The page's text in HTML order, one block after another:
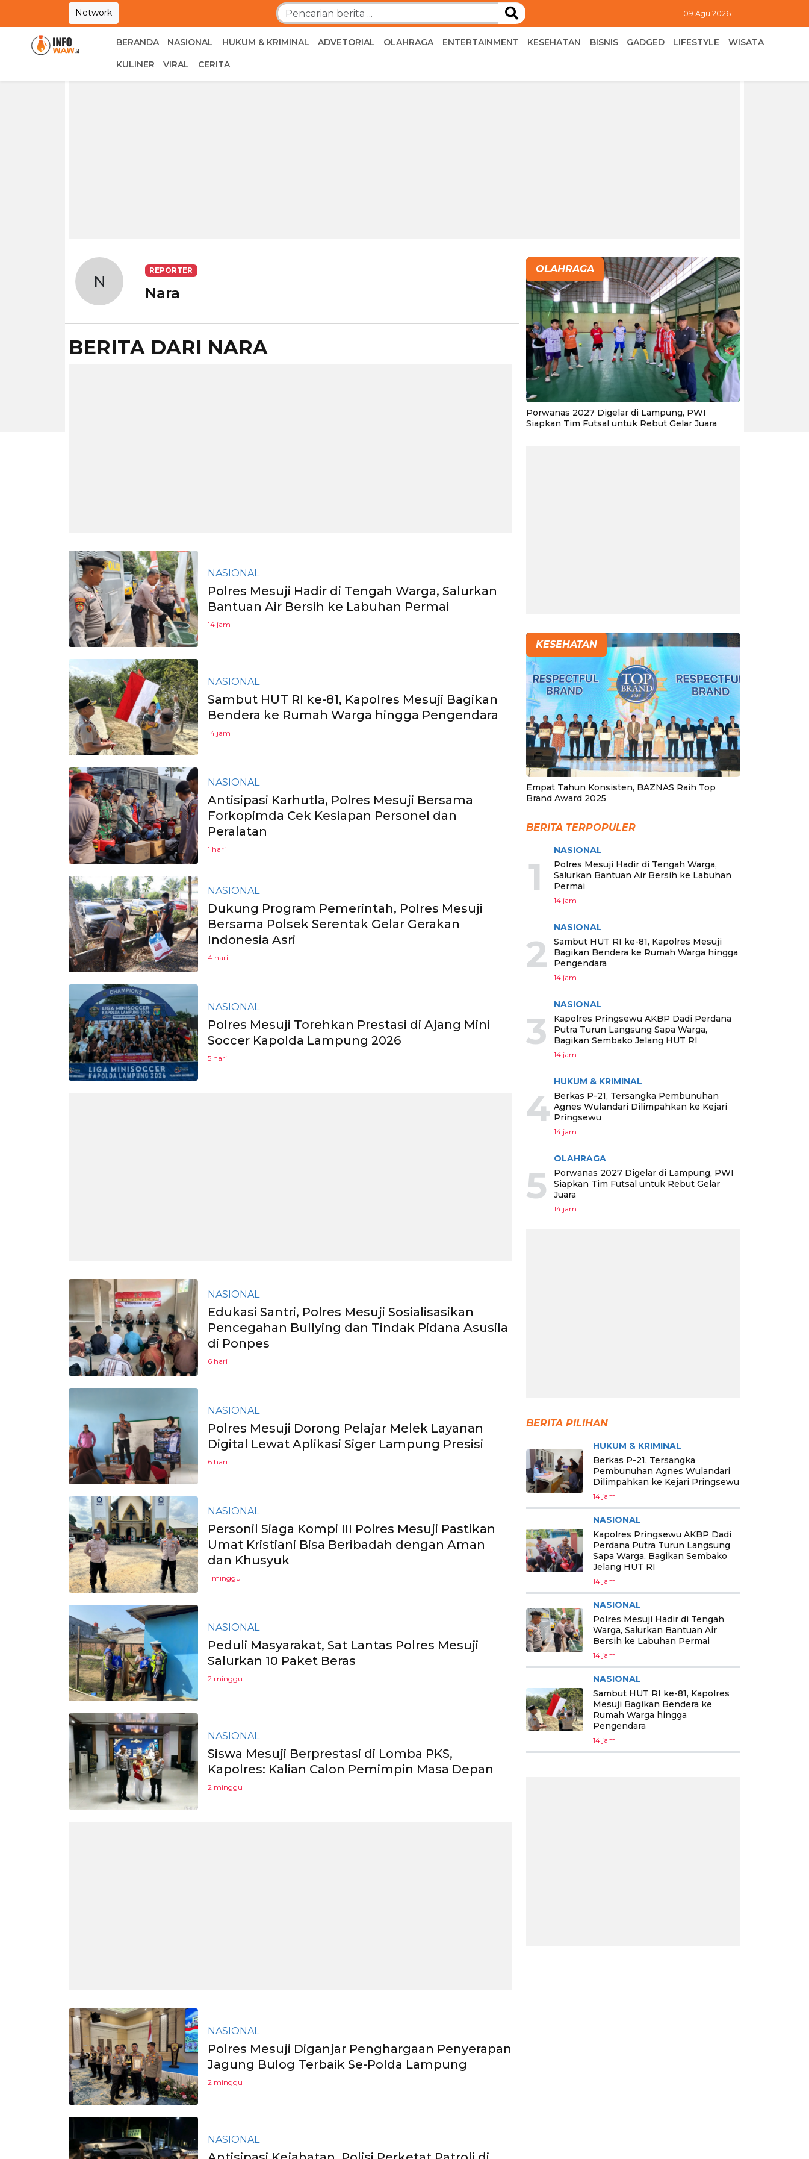
Network 09 Agu 2026
BERANDA NASIONAL HUKUM & KRIMINAL ADVETORIAL OLAHRAGA ENTERTAINMENT KESEHATAN BISNIS GADGED LIFESTYLE WISATA
KULINER VIRAL CERITA
N
REPORTER
Nara
BERITA DARI NARA
NASIONAL
Polres Mesuji Hadir di Tengah Warga, Salurkan
Bantuan Air Bersih ke Labuhan Permai
14 jam
NASIONAL
Sambut HUT RI ke-81, Kapolres Mesuji Bagikan
Bendera ke Rumah Warga hingga Pengendara
14 jam
NASIONAL
Antisipasi Karhutla, Polres Mesuji Bersama
Forkopimda Cek Kesiapan Personel dan
Peralatan
1 hari
NASIONAL
Dukung Program Pemerintah, Polres Mesuji
Bersama Polsek Serentak Gelar Gerakan
Indonesia Asri
4 hari
NASIONAL
Polres Mesuji Torehkan Prestasi di Ajang Mini
Soccer Kapolda Lampung 2026
5 hari
NASIONAL
Edukasi Santri, Polres Mesuji Sosialisasikan
Pencegahan Bullying dan Tindak Pidana Asusila
di Ponpes
6 hari
NASIONAL
Polres Mesuji Dorong Pelajar Melek Layanan
Digital Lewat Aplikasi Siger Lampung Presisi
6 hari
NASIONAL
Personil Siaga Kompi III Polres Mesuji Pastikan
Umat Kristiani Bisa Beribadah dengan Aman
dan Khusyuk
1 minggu
NASIONAL
Peduli Masyarakat, Sat Lantas Polres Mesuji
Salurkan 10 Paket Beras
2 minggu
NASIONAL
Siswa Mesuji Berprestasi di Lomba PKS,
Kapolres: Kalian Calon Pemimpin Masa Depan
2 minggu
NASIONAL
Polres Mesuji Diganjar Penghargaan Penyerapan
Jagung Bulog Terbaik Se-Polda Lampung
2 minggu
NASIONAL
OLAHRAGA
Porwanas 2027 Digelar di Lampung, PWI
Siapkan Tim Futsal untuk Rebut Gelar Juara
KESEHATAN
Empat Tahun Konsisten, BAZNAS Raih Top
Brand Award 2025
BERITA TERPOPULER
1
NASIONAL
Polres Mesuji Hadir di Tengah Warga,
Salurkan Bantuan Air Bersih ke Labuhan
Permai
14 jam
2
NASIONAL
Sambut HUT RI ke-81, Kapolres Mesuji
Bagikan Bendera ke Rumah Warga hingga
Pengendara
14 jam
3
NASIONAL
Kapolres Pringsewu AKBP Dadi Perdana
Putra Turun Langsung Sapa Warga,
Bagikan Sembako Jelang HUT RI
14 jam
4
HUKUM & KRIMINAL
Berkas P-21, Tersangka Pembunuhan
Agnes Wulandari Dilimpahkan ke Kejari
Pringsewu
14 jam
5
OLAHRAGA
Porwanas 2027 Digelar di Lampung, PWI
Siapkan Tim Futsal untuk Rebut Gelar
Juara
14 jam
BERITA PILIHAN
HUKUM & KRIMINAL
Berkas P-21, Tersangka
Pembunuhan Agnes Wulandari
Dilimpahkan ke Kejari Pringsewu
14 jam
NASIONAL
Kapolres Pringsewu AKBP Dadi
Perdana Putra Turun Langsung
Sapa Warga, Bagikan Sembako
Jelang HUT RI
14 jam
NASIONAL
Polres Mesuji Hadir di Tengah
Warga, Salurkan Bantuan Air
Bersih ke Labuhan Permai
14 jam
NASIONAL
Sambut HUT RI ke-81, Kapolres
Mesuji Bagikan Bendera ke
Rumah Warga hingga
Pengendara
14 jam